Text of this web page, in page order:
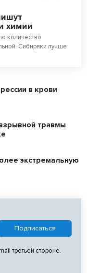
химии
количество
Сибиряки лучше
в крови
травмы
экстремальную
третьей стороне.